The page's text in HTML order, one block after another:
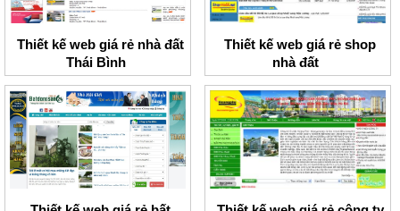
Thiết kế web giá rẻ nhà đất
Thái Bình
Thiết kế web giá rẻ shop
nhà đất